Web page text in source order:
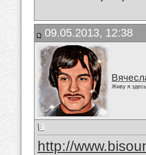
09.05.2013, 12:38
Живу я здесь
http://